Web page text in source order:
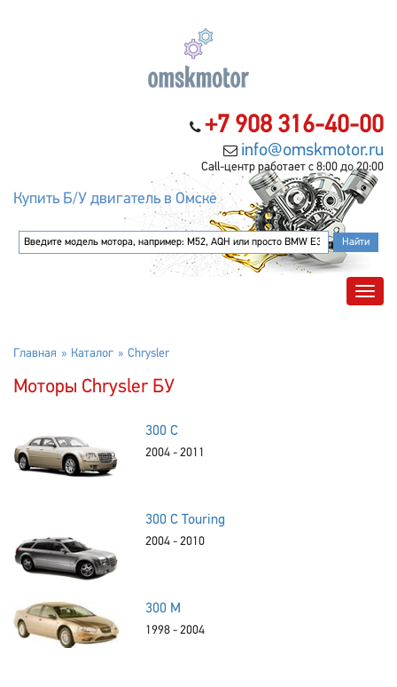
+7 908 316-40-00
info@omskmotor.ru
Call-центр работает с 8:00 до 20:00
Купить Б/У двигатель в Омске
Главная Каталог Chrysler
Моторы Chrysler БУ
300 C
2004 - 2011
300 C Touring
2004 - 2010
300 M
1998 - 2004